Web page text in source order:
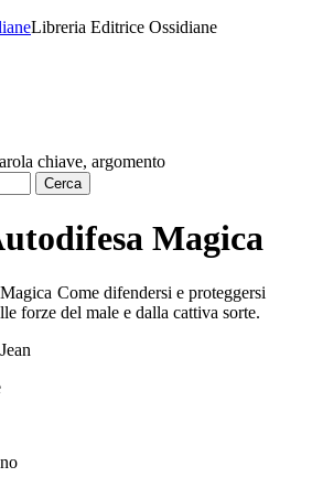
Libreria Editrice Ossidiane
chiave, argomento
Magica
Come difendersi e proteggersi
forze del male e dalla cattiva sorte.